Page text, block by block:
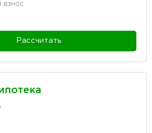
взнос
Рассчитать